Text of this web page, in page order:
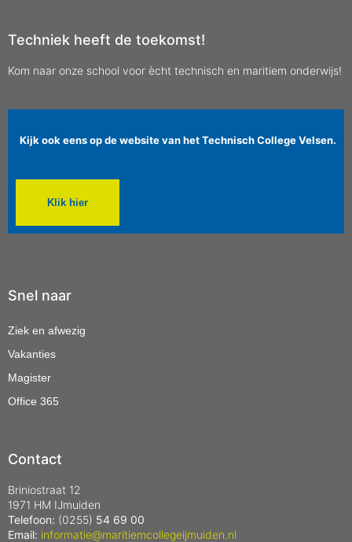
Techniek heeft de toekomst!
Kom naar onze school voor ècht technisch en maritiem onderwijs!
Kijk ook eens op de website van het Technisch College Velsen.
Klik hier
Snel naar
Ziek en afwezig
Vakanties
Magister
Office 365
Contact
Briniostraat 12
1971 HM IJmuiden
Telefoon: (0255) 54 69 00
Email: informatie@maritiemcollegeijmuiden.nl